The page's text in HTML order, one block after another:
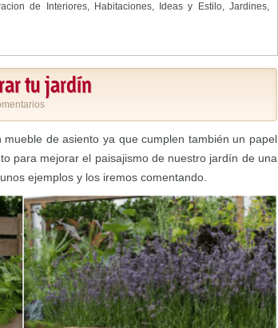
de Interiores, Habitaciones, Ideas y Estilo,Jardines,
tu jardín
de asiento ya que cumplen también un papel
para mejorar el paisajismo de nuestro jardín de una
ejemplos y los iremos comentando.